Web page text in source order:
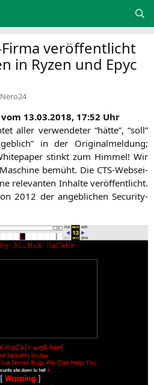
Firma veröffentlicht
in Ryzen und Epyc
Verfasst
von
Nero24
13.03.2018, 17:52 Uhr
aller ver­wen­de­ter “hät­te”, “soll”
in der Ori­gi­nal­mel­dung;
stinkt zum Him­mel! Wir
bemüht. Die CTS-Web­sei­
rele­van­ten Inhal­te ver­öf­fent­licht.
2012 der angeb­li­chen Security-